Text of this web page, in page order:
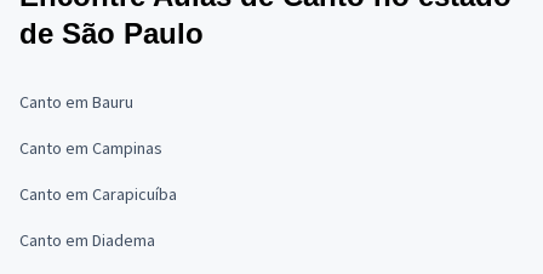
de São Paulo
Canto em Bauru
Canto em Campinas
Canto em Carapicuíba
Canto em Diadema